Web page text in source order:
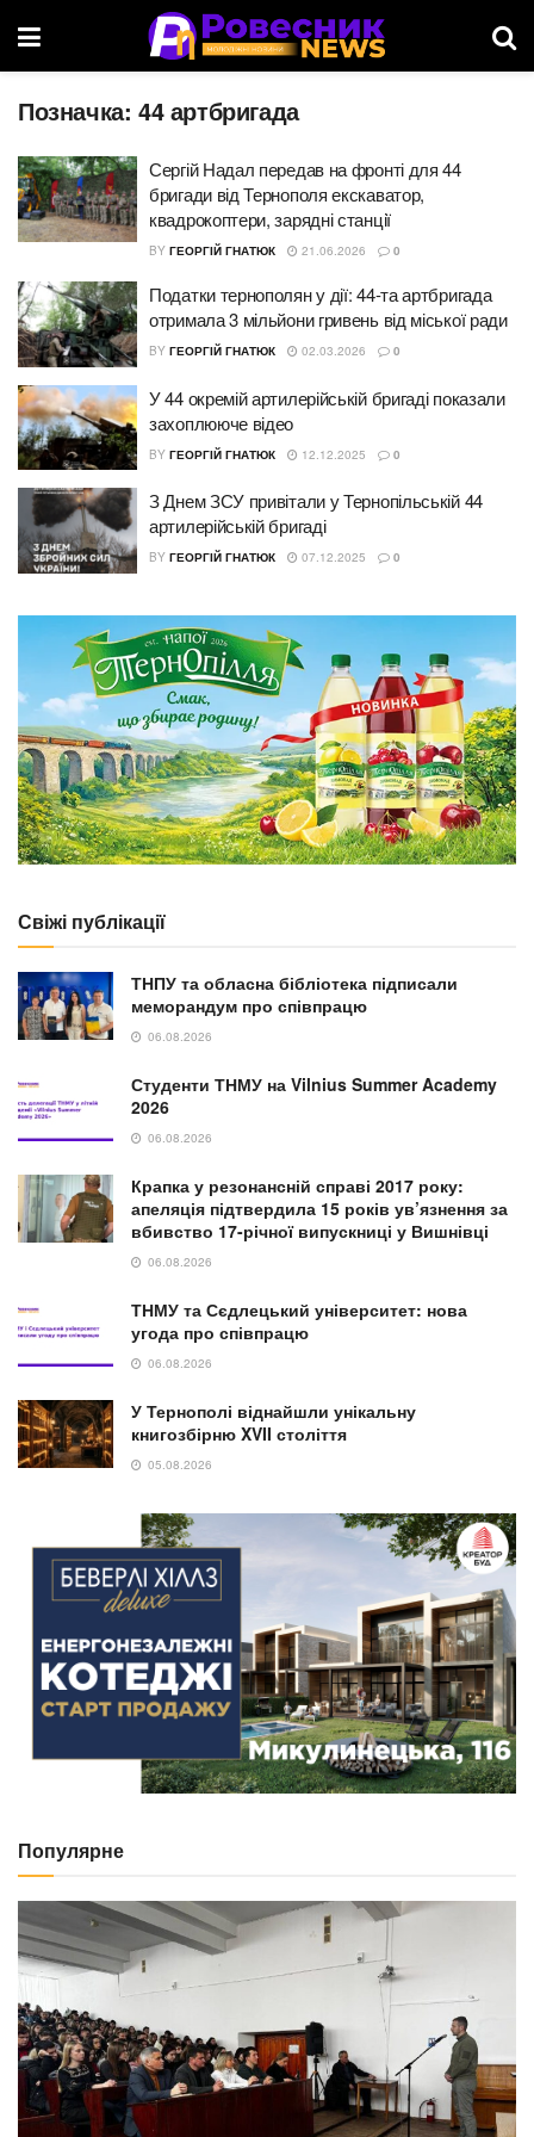
Позначка: 44 артбригада
Сергій Надал передав на фронті для 44
бригади від Тернополя екскаватор,
квадрокоптери, зарядні станції
BY ГЕОРГІЙ ГНАТЮК 21.06.2026 0
Податки тернополян у дії: 44-та артбригада
отримала 3 мільйони гривень від міської ради
BY ГЕОРГІЙ ГНАТЮК 02.03.2026 0
У 44 окремій артилерійській бригаді показали
захоплююче відео
BY ГЕОРГІЙ ГНАТЮК 12.12.2025 0
З Днем ЗСУ привітали у Тернопільській 44
артилерійській бригаді
BY ГЕОРГІЙ ГНАТЮК 07.12.2025 0
Свіжі публікації
ТНПУ та обласна бібліотека підписали
меморандум про співпрацю
06.08.2026
Студенти ТНМУ на Vilnius Summer Academy
2026
06.08.2026
Крапка у резонансній справі 2017 року:
апеляція підтвердила 15 років ув’язнення за
вбивство 17-річної випускниці у Вишнівці
06.08.2026
ТНМУ та Сєдлецький університет: нова
угода про співпрацю
06.08.2026
У Тернополі віднайшли унікальну
книгозбірню XVII століття
05.08.2026
Популярне